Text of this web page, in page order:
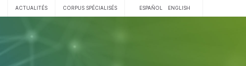
ACTUALITÉS CORPUS SPÉCIALISÉS ESPAÑOL ENGLISH